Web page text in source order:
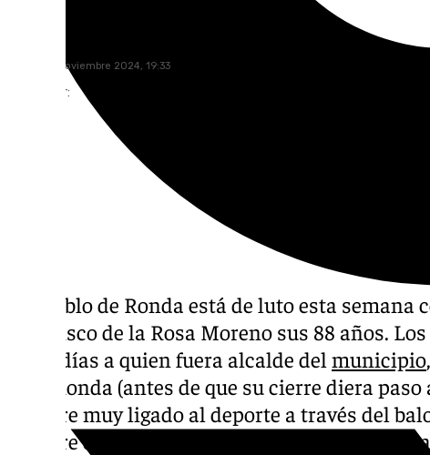
viernes, 8 noviembre 2024, 19:33
Compartir:
El pueblo de Ronda está de luto esta
Francisco de la Rosa Moreno sus 88 años.
estos días a quien fuera alcalde del municipio
Caja Ronda (antes de que su cierre diera
hombre muy ligado al deporte a través del
nombre destacado en la historia reciente de